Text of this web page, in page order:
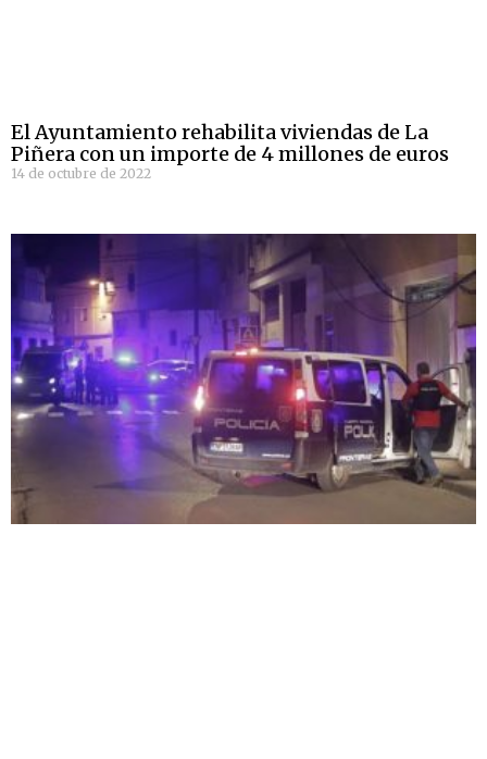
El Ayuntamiento rehabilita viviendas de La
Piñera con un importe de 4 millones de euros
14 de octubre de 2022